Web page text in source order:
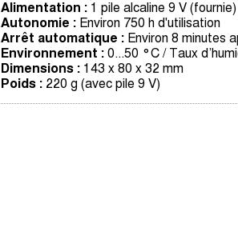
Alimentation : 1 pile alcaline 9 V (fournie)
Autonomie : Environ 750 h d'utilisation
Arrêt automatique : Environ 8 minutes
Environnement : 0...50 °C / Taux
Dimensions : 143 x 80 x 32 mm
Poids : 220 g (avec pile 9 V)